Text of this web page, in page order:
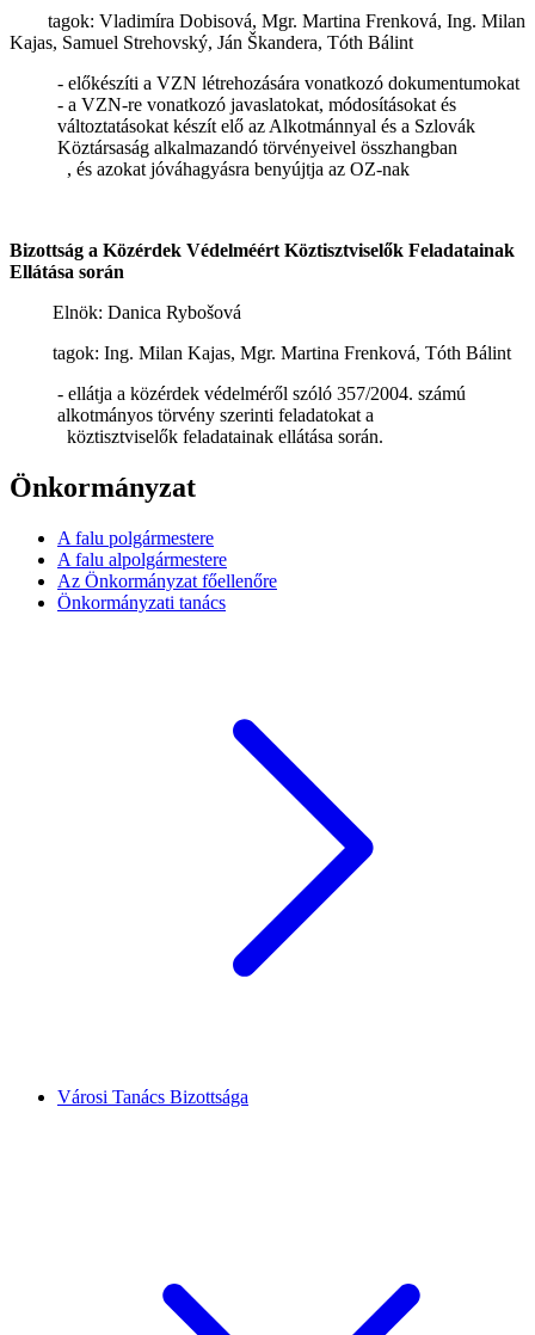
tagok: Vladimíra Dobisová, Mgr. Martina Frenková, Ing. Milan
Kajas, Samuel Strehovský, Ján Škandera, Tóth Bálint
- előkészíti a VZN létrehozására vonatkozó dokumentumokat
- a VZN-re vonatkozó javaslatokat, módosításokat és
változtatásokat készít elő az Alkotmánnyal és a Szlovák
Köztársaság alkalmazandó törvényeivel összhangban
, és azokat jóváhagyásra benyújtja az OZ-nak
Bizottság a Közérdek Védelméért Köztisztviselők Feladatainak
Ellátása során
Elnök: Danica Rybošová
tagok: Ing. Milan Kajas, Mgr. Martina Frenková, Tóth Bálint
- ellátja a közérdek védelméről szóló 357/2004. számú
alkotmányos törvény szerinti feladatokat a
köztisztviselők feladatainak ellátása során.
Önkormányzat
A falu polgármestere
A falu alpolgármestere
Az Önkormányzat főellenőre
Önkormányzati tanács
Városi Tanács Bizottsága